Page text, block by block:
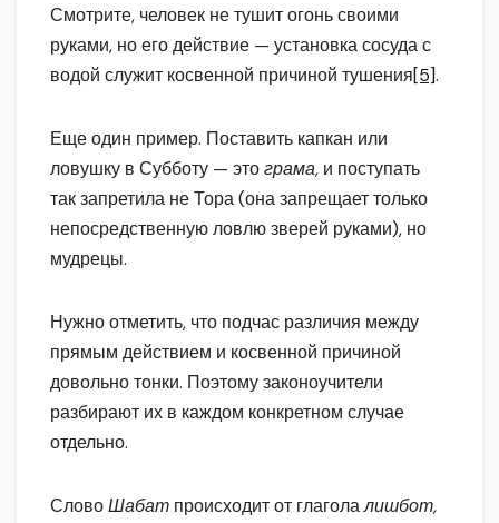
Смотрите, человек не тушит огонь своими
руками, но его действие — установка сосуда с
водой служит косвенной причиной тушения[5].
Еще один пример. Поставить капкан или
ловушку в Субботу — этограма, и поступать
так запретила не Тора (она запрещает только
непосредственную ловлю зверей руками), но
мудрецы.
Нужно отметить, что подчас различия между
прямым действием и косвенной причиной
довольно тонки. Поэтому законоучители
разбирают их в каждом конкретном случае
отдельно.
СловоШабат происходит от глаголалишбот,